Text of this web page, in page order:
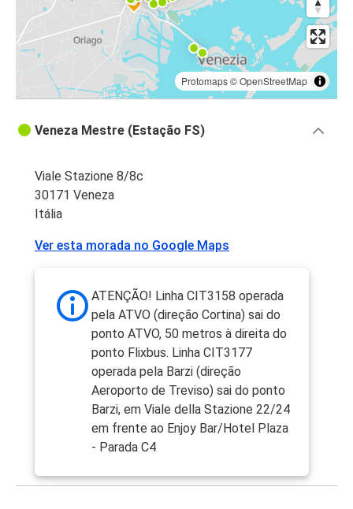
Protomaps©OpenStreetMap
Veneza Mestre (Estação FS)
Viale Stazione 8/8c
30171 Veneza
Itália
Ver esta morada no Google Maps
ATENÇÃO! Linha CIT3158 operada
pela ATVO (direção Cortina) sai do
ponto ATVO, 50 metros à direita do
ponto Flixbus. Linha CIT3177
operada pela Barzi (direção
Aeroporto de Treviso) sai do ponto
Barzi, em Viale della Stazione 22/24
em frente ao Enjoy Bar/Hotel Plaza
- Parada C4